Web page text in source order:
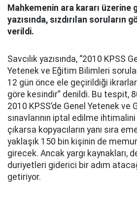
Mahkemenin ara kararı üzerine
yazısında, sızdırılan soruların
verildi.
Savcılık yazısında, “2010 KPSS
Yetenek ve Eğitim Bilimleri
12 gün önce ele geçirildiği
göre kesindir” denildi. Bu tespit,
2010 KPSS’de Genel Yetenek ve
sınavlarının iptal edilme ihtimalini
çıkarsa kopyacıların yanı sıra
yaklaşık 150 bin kişinin de
girecek. Ancak yargı kaynakları,
duriyetleri giderici bir adım
getiriyor.